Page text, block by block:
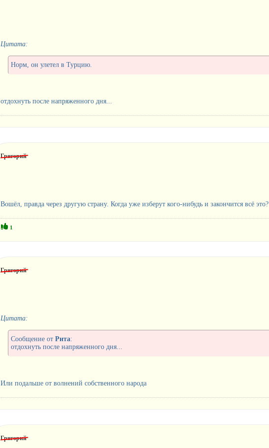
Цитата:
Норм, он улетел в Турцию.
отдохнуть после напряженного дня...
Григорий
Вошёл, правда через другую страну. Когда уже изберут кого-нибудь и закончится всё это?
1
Григорий
Цитата:
Сообщение от Рита:
отдохнуть после напряженного дня...
Или подальше от волнений собственного народа
Григорий